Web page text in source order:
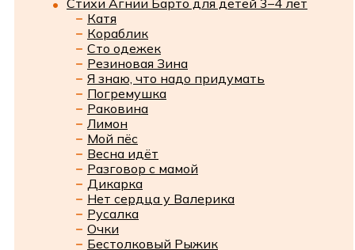
Стихи Агнии Барто для детей 3–4 лет
Катя
Кораблик
Сто одежек
Резиновая Зина
Я знаю, что надо придумать
Погремушка
Раковина
Лимон
Мой пёс
Весна идёт
Разговор с мамой
Дикарка
Нет сердца у Валерика
Русалка
Очки
Бестолковый Рыжик